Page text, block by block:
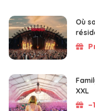
Où
XXL
-